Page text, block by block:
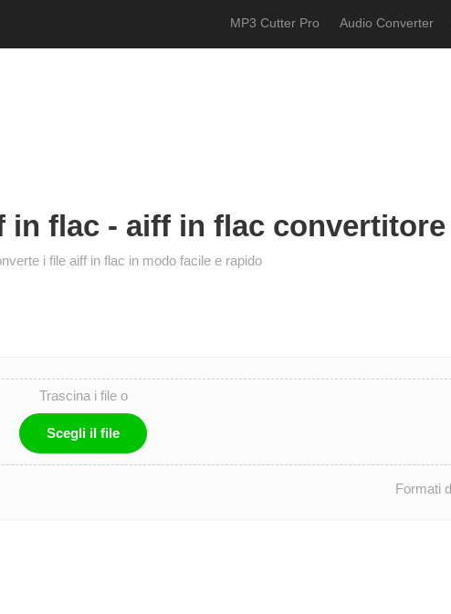
MP3 Cutter Pro Audio Converter
in flac - aiff in flac
i file aiff in flac in modo facile e rapido
Trascina i file o
Scegli il file
Formati